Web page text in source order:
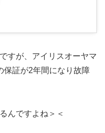
すが、アイリスオーヤマ
保証が2年間になり故障
んですよね＞＜